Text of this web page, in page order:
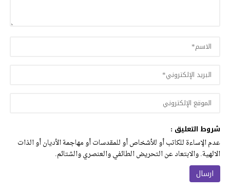
شروط التعليق :
عدم الإساءة للكاتب أو للأشخاص أو للمقدسات أو مهاجمة الأديان أو الذات
الالهية. والابتعاد عن التحريض الطائفي والعنصري والشتائم.